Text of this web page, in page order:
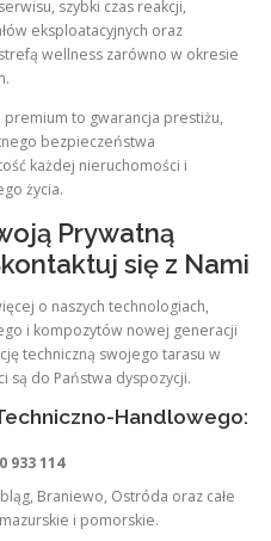
szybki czas reakcji,
eksploatacyjnych oraz
wellness zarówno w okresie
premium to gwarancja prestiżu,
bezpieczeństwa
każdej nieruchomości i
życia.
Prywatną
się z Nami
o naszych technologiach,
i kompozytów nowej generacji
techniczną swojego tarasu w
są do Państwa dyspozycji.
Handlowego:
933 114
Braniewo, Ostróda oraz całe
i pomorskie.